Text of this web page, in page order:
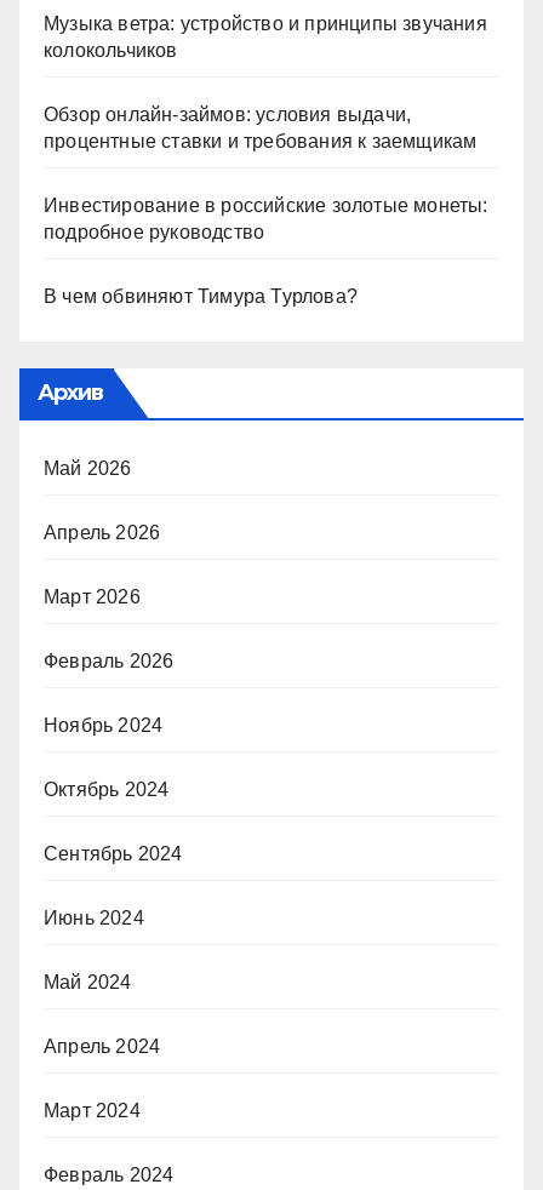
Музыка ветра: устройство и принципы звучания
колокольчиков
Обзор онлайн-займов: условия выдачи,
процентные ставки и требования к заемщикам
Инвестирование в российские золотые монеты:
подробное руководство
В чем обвиняют Тимура Турлова?
Архив
Май 2026
Апрель 2026
Март 2026
Февраль 2026
Ноябрь 2024
Октябрь 2024
Сентябрь 2024
Июнь 2024
Май 2024
Апрель 2024
Март 2024
Февраль 2024